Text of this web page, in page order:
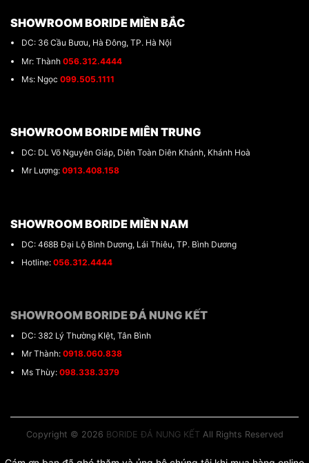
SHOWROOM BORIDE MIỀN BẮC
DC: 36 Cầu Bươu, Hà Đông, TP. Hà Nội
Mr: Thành 056.312.4444
Ms: Ngọc 099.505.1111
SHOWROOM BORIDE MIÊN TRUNG
DC: DL Võ Nguyên Giáp, Diên Toàn Diên Khánh, Khánh Hoà
Mr Lượng: 0913.408.158
SHOWROOM BORIDE MIỀN NAM
DC: 468B Đại Lộ Bình Dương, Lái Thiêu, TP. Bình Dương
Hotline: 056.312.4444
SHOWROOM BORIDE ĐÁ NUNG KẾT
DC: 382 Lý Thường KIệt, Tân Bình
Mr Thành: 0918.060.838
Ms Thùy: 098.338.3379
Copyright © 2026 BORIDE ĐÁ NUNG KẾT All Rights Reserved